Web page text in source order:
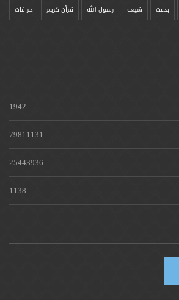
بدعت شیعه رسول الله قرآن کریم خرافات
1942
79811131
25443936
1138